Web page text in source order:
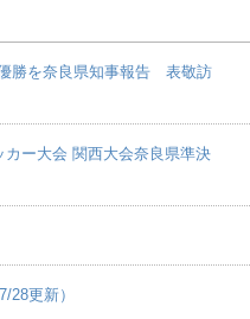
勝を奈良県知事報告 表敬訪
ー大会 関西大会奈良県準決
更新）